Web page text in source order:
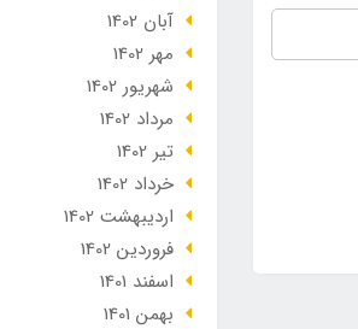
آبان 1402
مهر 1402
شهریور 1402
مرداد 1402
تير 1402
خرداد 1402
ارديبهشت 1402
فروردین 1402
اسفند 1401
بهمن 1401